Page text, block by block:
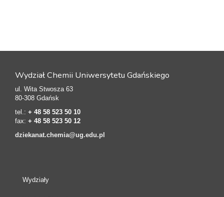
Wydział Chemii Uniwersytetu Gdańskiego
ul. Wita Stwosza 63
80-308 Gdańsk
tel.: + 48 58 523 50 10
fax: + 48 58 523 50 12
dziekanat.chemia@ug.edu.pl
Wydziały